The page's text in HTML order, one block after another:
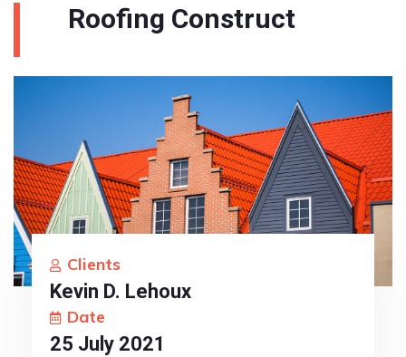
Roofing Construct
Clients
Kevin D. Lehoux
Date
25 July 2021